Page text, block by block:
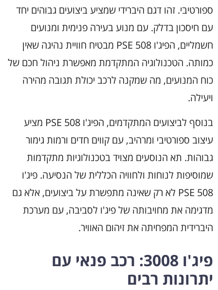
ספורטיבי. זהו דגם היברידי שמציע ביצועים גבוהים יחד
עם חיסכון בדלק. עם מנוע בעירה פנימית ומנועים
חשמליים, הפיג'ו 508 PSE מבטיח חוויית נהיגה שאין
כמותה. הטכנולוגיה המתקדמת מאפשרת ניהול חכם של
כוח המנועים, מה שמקנה לרכב יכולת תגובה מהירה
ויעילה.
בנוסף לביצועים המתקדמים, הפיג'ו 508 PSE מציע
עיצוב ספורטיבי ומרהיב, עם קווים חדים ורמות גימור
גבוהות. תא הנוסעים מצויד בטכנולוגיות מתקדמות
שמוסיפות לנוחות ולחוויה הכללית של הנסיעה. פיג'ו
508 PSE לא רק שאינה מתפשרת על ביצועים, אלא גם
מדגימה את מחויבותה של פיג'ו לסביבה, עם מערכת
היברידית המפחיתה את זיהום האוויר.
פיג'ו 3008: רכב פנאי עם
יתרונות רבים